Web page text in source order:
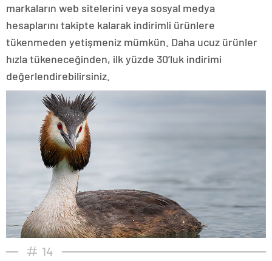
markaların web sitelerini veya sosyal medya
hesaplarını takipte kalarak indirimli ürünlere
tükenmeden yetişmeniz mümkün. Daha ucuz ürünler
hızla tükeneceğinden, ilk yüzde 30’luk indirimi
değerlendirebilirsiniz.
14